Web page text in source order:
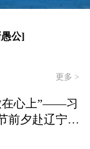
公]
更多 >
在心上”——习
前夕赴辽宁看
群众纪实